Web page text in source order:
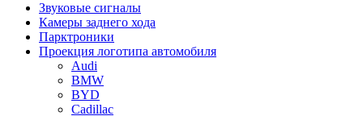
Звуковые сигналы
Камеры заднего хода
Парктроники
Проекция логотипа автомобиля
Audi
BMW
BYD
Cadillac